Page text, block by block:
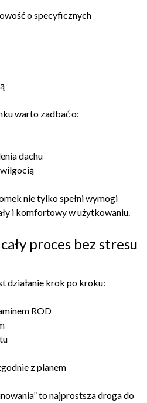
o specyficznych
warto zadbać o:
dachu
nie tylko spełni wymogi
i komfortowy w użytkowaniu.
proces bez stresu
działanie krok po kroku:
ROD
z planem
to najprostsza droga do